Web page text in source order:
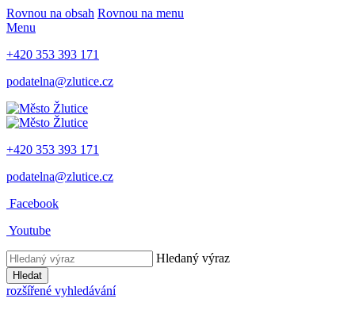
Rovnou na obsah Rovnou na menu
Menu
+420 353 393 171
podatelna@zlutice.cz
+420 353 393 171
podatelna@zlutice.cz
Facebook
Youtube
Hledaný výraz
Hledat
rozšířené vyhledávání